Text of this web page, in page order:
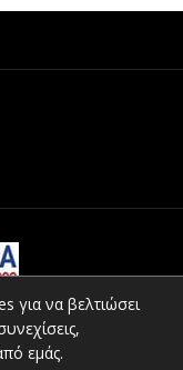
για να βελτιώσει
εμάς.